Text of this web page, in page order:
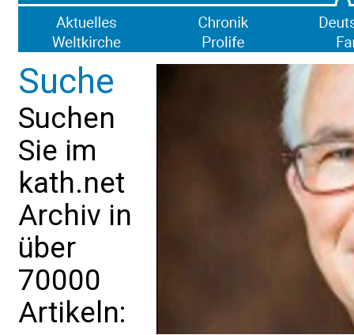
Suche
Suchen
Sie im
kath.net
Archiv in
über
70000
Artikeln: